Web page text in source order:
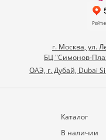
г. Москва, ул.
БЦ "Симонов-
ОАЭ, г. Дубай, Dubai
Каталог
В наличии